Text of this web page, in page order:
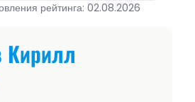
рейтинга: 02.08.2026
Кирилл